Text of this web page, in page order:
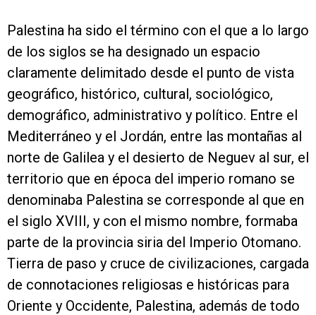
Palestina ha sido el término con el que a lo largo
de los siglos se ha designado un espacio
claramente delimitado desde el punto de vista
geográfico, histórico, cultural, sociológico,
demográfico, administrativo y político. Entre el
Mediterráneo y el Jordán, entre las montañas al
norte de Galilea y el desierto de Neguev al sur, el
territorio que en época del imperio romano se
denominaba Palestina se corresponde al que en
el siglo XVIII, y con el mismo nombre, formaba
parte de la provincia siria del Imperio Otomano.
Tierra de paso y cruce de civilizaciones, cargada
de connotaciones religiosas e históricas para
Oriente y Occidente, Palestina, además de todo